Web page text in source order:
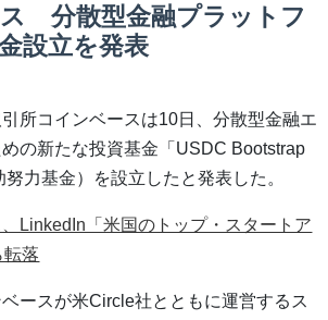
分散型金融プラットフ
設立を発表
所コインベースは10日、分散型金融エ
の新たな投資基金「USDC Bootstrap
力基金）を設立したと発表した。
LinkedIn「米国のトップ・スタートア
転落
ースが米Circle社とともに運営するス